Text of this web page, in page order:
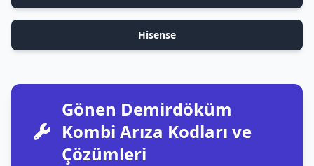
Hisense
Gönen Demirdöküm
Kombi Arıza Kodları ve
Çözümleri